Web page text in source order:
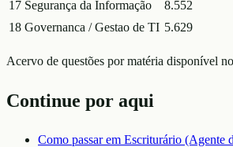
17 Segurança da Informação
8.552
18 Governanca / Gestao de TI 5.629
Acervo de questões por matéria disponível
Continue por aqui
Como passar em Escriturário (Agente